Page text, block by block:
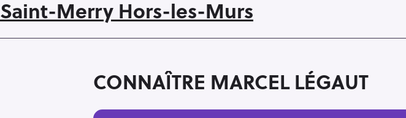
Saint-Merry Hors-les-Murs
CONNAÎTRE MARCEL LÉGAUT